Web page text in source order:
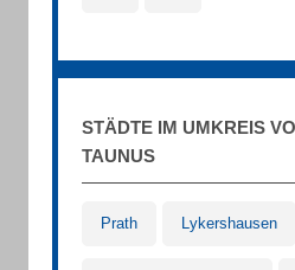
STÄDTE IM UMKREIS
TAUNUS
Prath Lykershausen